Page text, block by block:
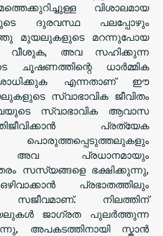
വിശാലമായ
ദുരവസ്ഥ പലപ്പോഴും
മുയലുകളുടെ മറന്നുപോയ
വീശുക, അവ സഹിക്കുന്ന
ധാർമ്മിക
എന്നതാണ് ഈ
സ്വാഭാവിക ജീവിതം
സ്വാഭാവിക ആവാസ
പ്രത്യേക
അവ പ്രധാനമായും
സസ്യങ്ങളെ ഭക്ഷിക്കുന്നു,
പ്രഭാതത്തിലും
നിലത്തിന്
ജാഗ്രത പുലർത്തുന്ന
അപകടത്തിനായി സ്കാൻ